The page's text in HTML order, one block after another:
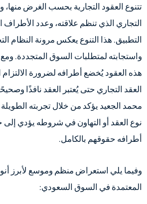
تتنوع العقود التجارية بحسب الغرض منها،
التجاري الذي تنظم علاقته، وعدد الأطراف
التطبيق. هذا التنوع يعكس مرونة النظام
واستجابته لمتطلبات السوق المتجددة.
هذه العقود يُخضع أطرافه لضرورة
العقد التجاري حتى يُعتبر العقد نافذًا
محمد الجعيد يؤكد من خلال تجربته الطويلة
نوع العقد أو التهاون في شروطه يؤدي إلى
أطرافه حقوقهم بالكامل.
وفيما يلي استعراض منظم وموسع لأبرز
المعتمدة في السوق السعودي: